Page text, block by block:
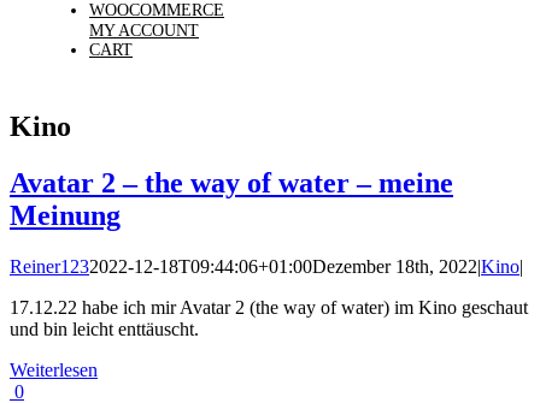
WOOCOMMERCE
MY ACCOUNT
CART
Kino
Avatar 2 – the way of water – meine
Meinung
Reiner1232022-12-18T09:44:06+01:00Dezember 18th, 2022|Kino|
17.12.22 habe ich mir Avatar 2 (the way of water) im Kino geschaut
und bin leicht enttäuscht.
Weiterlesen
0